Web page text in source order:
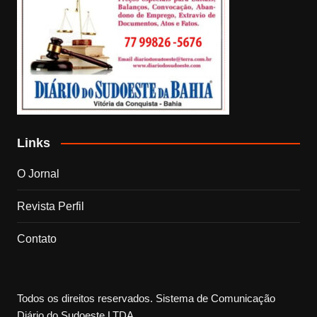
Links
O Jornal
Revista Perfil
Contato
Todos os direitos reservados. Sistema de Comunicação